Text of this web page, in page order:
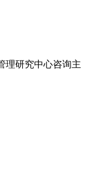
研究中心咨询主